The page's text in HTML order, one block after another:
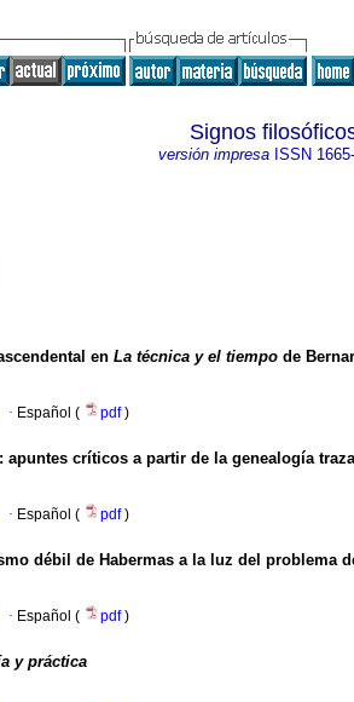
Signos
versión impresaISSN
en La técnica y el tiempo de
· Español ( pdf)
críticos a partir de la genealogía
· Español ( pdf)
débil de Habermas a la luz del problema
· Español ( pdf)
y práctica